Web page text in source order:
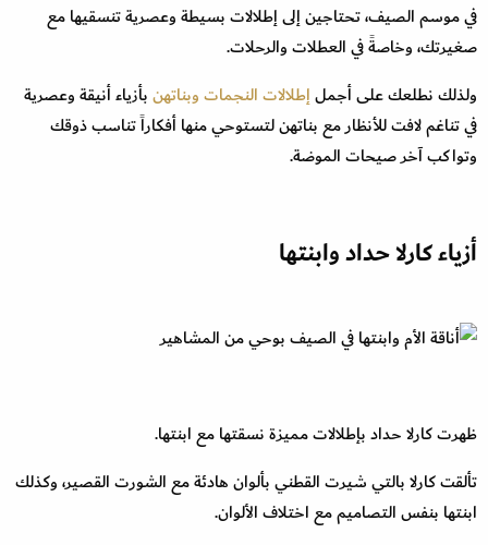
في موسم الصيف، تحتاجين إلى إطلالات بسيطة وعصرية تنسقيها مع
صغيرتك، وخاصةً في العطلات والرحلات.
ولذلك نطلعك على أجملإطلالات النجمات وبناتهنبأزياء أنيقة وعصرية
في تناغم لافت للأنظار مع بناتهن لتستوحي منها أفكاراً تناسب ذوقك
وتواكب آخر صيحات الموضة.
أزياء كارلا حداد وابنتها
ظهرت كارلا حداد بإطلالات مميزة نسقتها مع ابنتها.
تألقت كارلا بالتي شيرت القطني بألوان هادئة مع الشورت القصير، وكذلك
ابنتها بنفس التصاميم مع اختلاف الألوان.